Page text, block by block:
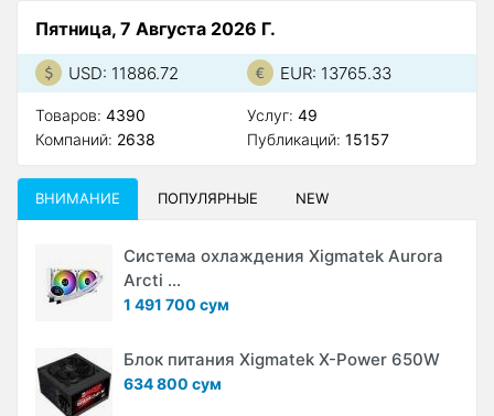
Пятница, 7 Августа 2026 Г.
USD: 11886.72 EUR: 13765.33
Товаров: 4390
Компаний: 2638
Услуг: 49
Публикаций: 15157
ВНИМАНИЕ ПОПУЛЯРНЫЕ NEW
Система охлаждения Xigmatek Aurora
Arcti ...
1 491 700 сум
Блок питания Xigmatek X-Power 650W
634 800 сум